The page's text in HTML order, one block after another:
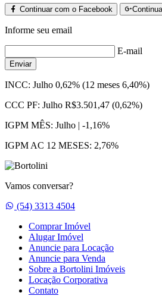
Continuar com o Facebook
Informe seu email
E-mail
Enviar
INCC: Julho 0,62% (12 meses 6,40%)
CCC PF: Julho R$3.501,47 (0,62%)
IGPM MÊS: Julho | -1,16%
IGPM AC 12 MESES: 2,76%
Vamos conversar?
Whatsapp
(54) 3313 4504
Comprar Imóvel
Alugar Imóvel
Anuncie para Locação
Anuncie para Venda
Sobre a Bortolini Imóveis
Locação Corporativa
Contato